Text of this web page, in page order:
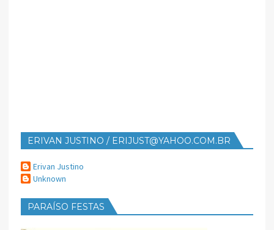
ERIVAN JUSTINO / ERIJUST@YAHOO.COM.BR
Erivan Justino
Unknown
PARAÍSO FESTAS